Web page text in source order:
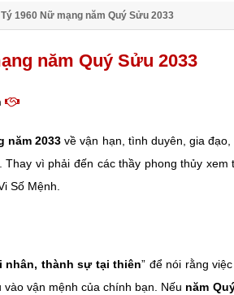
1960 Nữ mạng năm Quý Sửu 2033
năm Quý Sửu 2033
năm 2033 về vận hạn, tình duyên, gia
vì phải đến các thầy phong thủy
Số Mệnh.
nhân, thành sự tại thiên” để nói rằng
vận mệnh của chính bạn. Nếu năm